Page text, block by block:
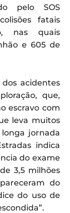
pelo SOS
fatais
nas quais
e 605 de
acidentes
que,
escravo com
leva muitos
jornada
indica
do exame
3,5 milhões
do
do uso de